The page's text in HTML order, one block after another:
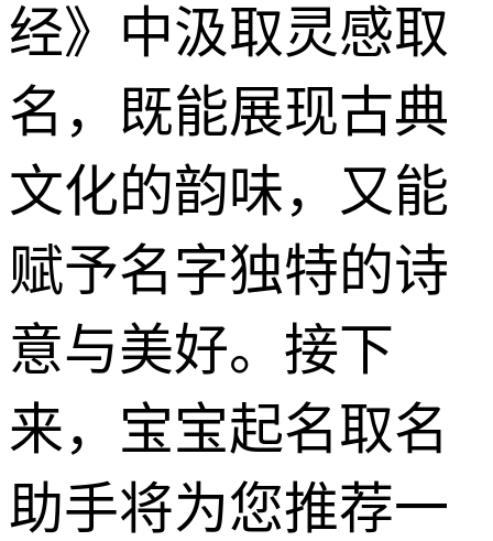
经》中汲取灵感取
名，既能展现古典
文化的韵味，又能
赋予名字独特的诗
意与美好。接下
来，宝宝起名取名
助手将为您推荐一